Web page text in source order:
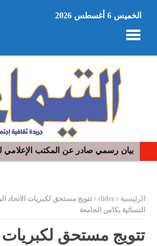
الخميس 6 أغسطس 2026
في افتتاح مهرجان بومخلوف الدولي:
الرئيسية slider
تتويج مستحق لكبريات الاتحاد
النسائية بكاس الجامعة
تتويج مستحق لكبريات